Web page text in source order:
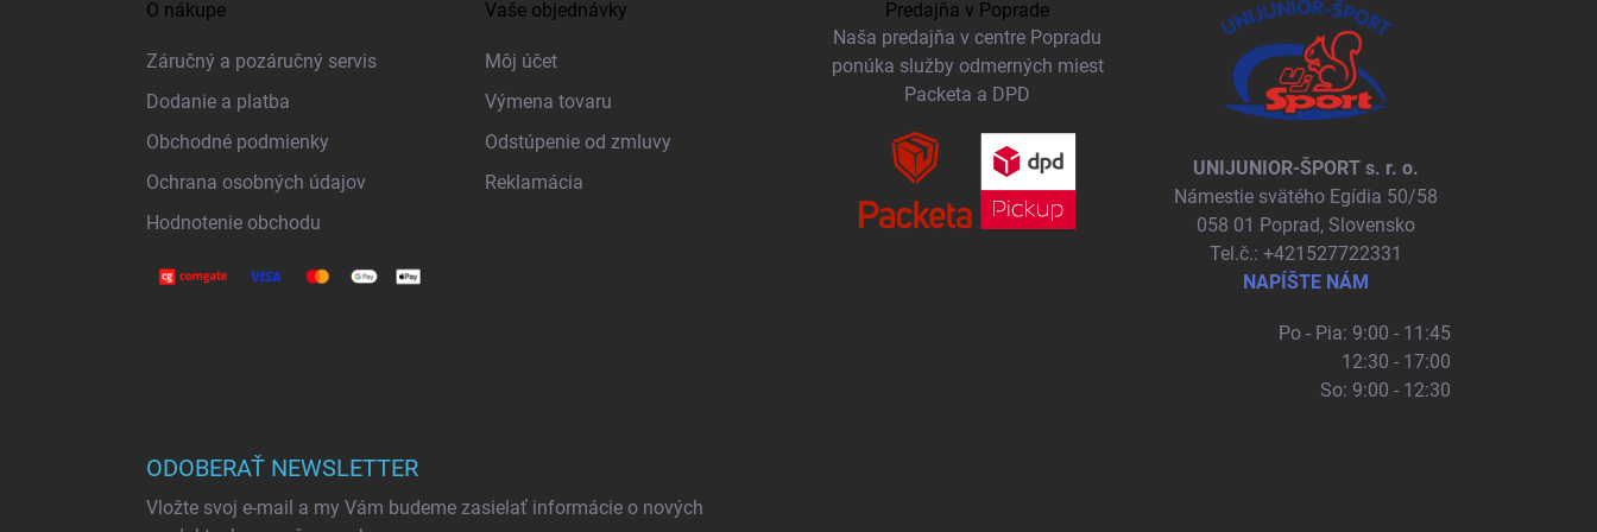
O nákupe
Záručný a pozáručný servis
Dodanie a platba
Obchodné podmienky
Ochrana osobných údajov
Hodnotenie obchodu
Vaše objednávky
Môj účet
Výmena tovaru
Odstúpenie od zmluvy
Reklamácia
Predajňa v Poprade
Naša predajňa v centre Popradu
ponúka služby odmerných miest
Packeta a DPD
UNIJUNIOR-ŠPORT s. r. o.
Námestie svätého Egídia 50/58
058 01 Poprad, Slovensko
Tel.č.: +421527722331
NAPÍŠTE NÁM
Po - Pia: 9:00 - 11:45
12:30 - 17:00
So: 9:00 - 12:30
ODOBERAŤ NEWSLETTER
Vložte svoj e-mail a my Vám budeme zasielať informácie o nových